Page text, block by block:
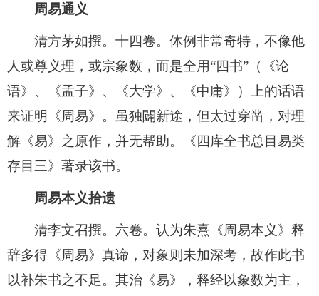
周易通义
清方茅如撰。十四卷。体例非常奇特，不像他
人或尊义理，或宗象数，而是全用“四书”（《论
语》、《孟子》、《大学》、《中庸》）上的话语
来证明《周易》。虽独闢新途，但太过穿凿，对理
解《易》之原作，并无帮助。《四库全书总目易类
存目三》著录该书。
周易本义拾遗
清李文召撰。六卷。认为朱熹《周易本义》释
辞多得《周易》真谛，对象则未加深考，故作此书
以补朱书之不足。其治《易》，释经以象数为主，